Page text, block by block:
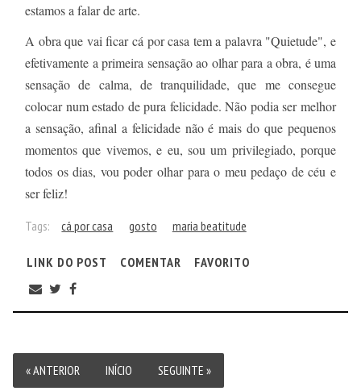
estamos a falar de arte.
A obra que vai ficar cá por casa tem a palavra "Quietude", e
efetivamente a primeira sensação ao olhar para a obra, é uma
sensação de calma, de tranquilidade, que me consegue
colocar num estado de pura felicidade. Não podia ser melhor
a sensação, afinal a felicidade não é mais do que pequenos
momentos que vivemos, e eu, sou um privilegiado, porque
todos os dias, vou poder olhar para o meu pedaço de céu e
ser feliz!
Tags: cá por casa gosto maria beatitude
LINK DO POST COMENTAR FAVORITO
« ANTERIOR INÍCIO SEGUINTE »